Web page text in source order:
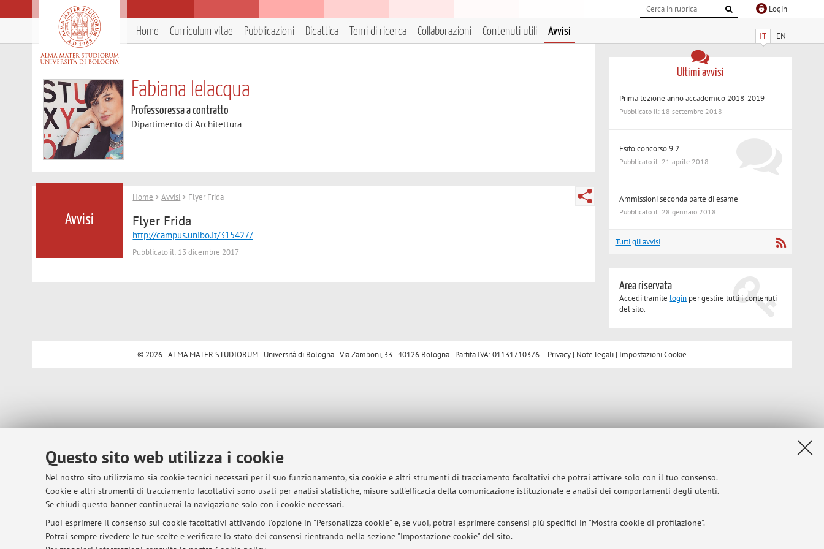
Questo sito web utilizza i cookie
Nel nostro sito utilizziamo sia cookie tecnici necessari per il suo funzionamento, sia cookie e altri strumenti di tracciamento facoltativi che potrai attivare solo con il tuo consenso.
Cookie e altri strumenti di tracciamento facoltativi sono usati per analisi statistiche, misure sull'efficacia della comunicazione istituzionale e analisi dei comportamenti degli utenti.
Se chiudi questo banner continuerai la navigazione solo con i cookie necessari.
Puoi esprimere il consenso sui cookie facoltativi attivando l'opzione in "Personalizza cookie" e, se vuoi, potrai esprimere consensi più specifici in "Mostra cookie di profilazione".
Potrai sempre rivedere le tue scelte e verificare lo stato dei consensi rientrando nella sezione "Impostazione cookie" del sito.
Login
IT EN
Home Curriculum vitae Pubblicazioni Didattica Temi di ricerca Collaborazioni Contenuti utili Avvisi
Fabiana Ielacqua
Professoressa a contratto
Dipartimento di Architettura
Avvisi
Home >Avvisi > Flyer Frida
Flyer Frida
http://campus.unibo.it/315427/
Pubblicato il: 13 dicembre 2017
Ultimi avvisi
Prima lezione anno accademico 2018-2019
Pubblicato il: 18 settembre 2018
Esito concorso 9.2
Pubblicato il: 21 aprile 2018
Ammissioni seconda parte di esame
Pubblicato il: 28 gennaio 2018
Tutti gli avvisi
Area riservata
Accedi tramite login per gestire tutti i contenuti
del sito.
© 2026 - ALMA MATER STUDIORUM - Università di Bologna - Via Zamboni, 33 - 40126 Bologna - Partita IVA: 01131710376 Privacy| Note legali| Impostazioni Cookie